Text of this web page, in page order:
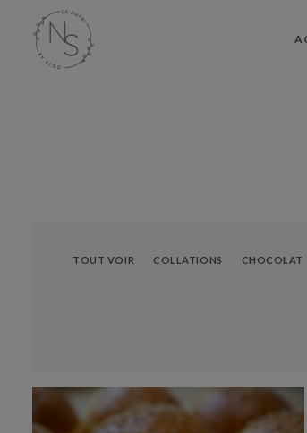
TOUT VOIR COLLATIONS CHOCOLAT